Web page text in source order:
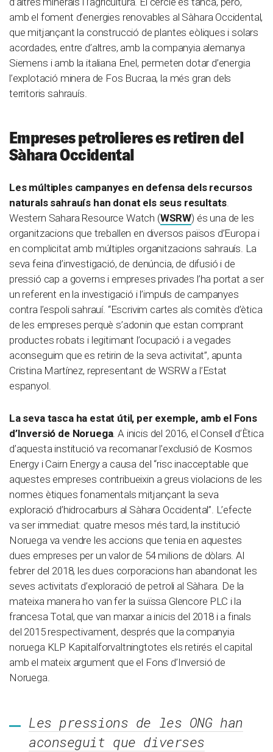
amb el foment d’energies renovables al Sàhara Occidental,
que mitjançant la construcció de plantes eòliques i solars
acordades, entre d’altres, amb la companyia alemanya
Siemens i amb la italiana Enel, permeten dotar d’energia
l’explotació minera de Fos Bucraa, la més gran dels
territoris sahrauís.
Empreses petrolieres es retiren del
Sàhara Occidental
Les múltiples campanyes en defensa dels recursos
naturals sahrauís han donat els seus resultats.
Western Sahara Resource Watch (WSRW) és una de les
organitzacions que treballen en diversos països d’Europa i
en complicitat amb múltiples organitzacions sahrauís. La
seva feina d’investigació, de denúncia, de difusió i de
pressió cap a governs i empreses privades l’ha portat a ser
un referent en la investigació i l’impuls de campanyes
contra l’espoli sahrauí. “Escrivim cartes als comitès d’ètica
de les empreses perquè s’adonin que estan comprant
productes robats i legitimant l’ocupació i a vegades
aconseguim que es retirin de la seva activitat”, apunta
Cristina Martínez, representant de WSRW a l’Estat
espanyol.
La seva tasca ha estat útil, per exemple, amb el Fons
d’Inversió de Noruega. A inicis del 2016, el Consell d’Ètica
d’aquesta institució va recomanar l’exclusió de Kosmos
Energy i Cairn Energy a causa del “risc inacceptable que
aquestes empreses contribueixin a greus violacions de les
normes ètiques fonamentals mitjançant la seva
exploració d’hidrocarburs al Sàhara Occidental”. L’efecte
va ser immediat: quatre mesos més tard, la institució
Noruega va vendre les accions que tenia en aquestes
dues empreses per un valor de 54 milions de dòlars. Al
febrer del 2018, les dues corporacions han abandonat les
seves activitats d’exploració de petroli al Sàhara. De la
mateixa manera ho van fer la suïssa Glencore PLC i la
francesa Total, que van marxar a inicis del 2018 i a finals
del 2015 respectivament, després que la companyia
noruega KLP Kapitalforvaltningtotes els retirés el capital
amb el mateix argument que el Fons d’Inversió de
Noruega.
Les pressions de les ONG han
aconseguit que diverses